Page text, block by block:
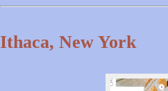
Ithaca, New York